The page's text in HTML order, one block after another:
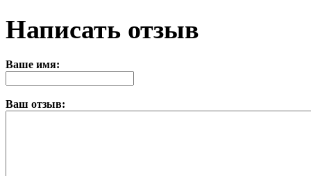
Написать отзыв
Ваше имя:
Ваш отзыв: